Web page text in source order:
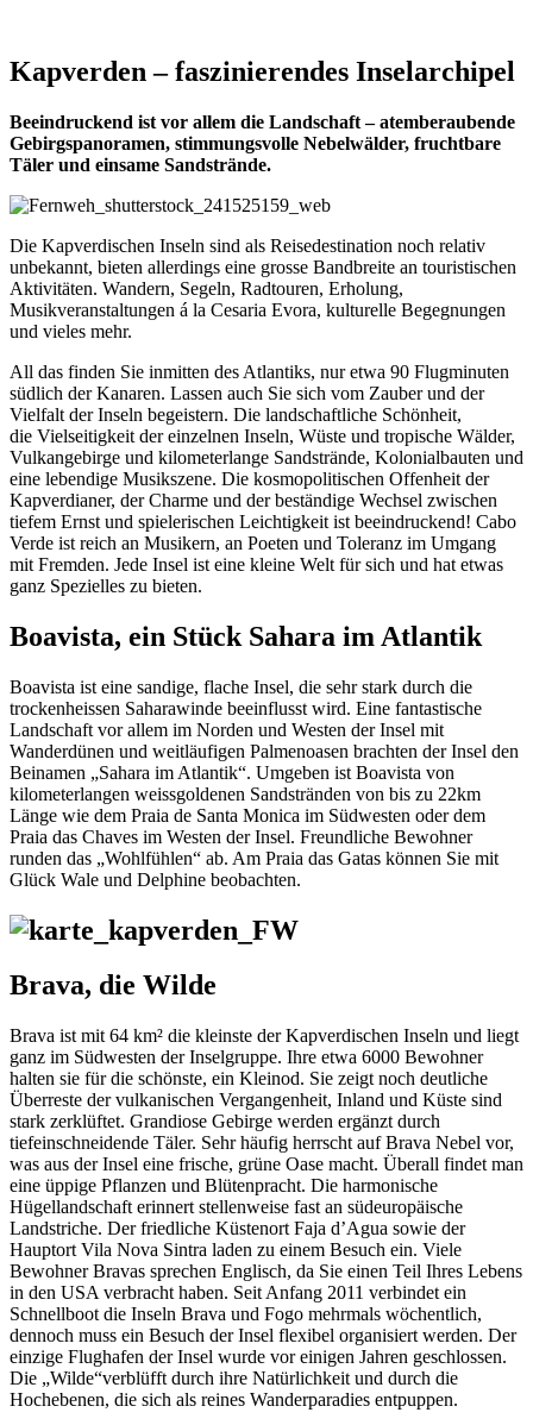
Kapverden – faszinierendes Inselarchipel
Beeindruckend ist vor allem die Landschaft – atemberaubende
Gebirgspanoramen, stimmungsvolle Nebelwälder, fruchtbare
Täler und einsame Sandstrände.
Die Kapverdischen Inseln sind als Reisedestination noch relativ
unbekannt, bieten allerdings eine grosse Bandbreite an touristischen
Aktivitäten. Wandern, Segeln, Radtouren, Erholung,
Musikveranstaltungen á la Cesaria Evora, kulturelle Begegnungen
und vieles mehr.
All das finden Sie inmitten des Atlantiks, nur etwa 90 Flugminuten
südlich der Kanaren. Lassen auch Sie sich vom Zauber und der
Vielfalt der Inseln begeistern. Die landschaftliche Schönheit,
die Vielseitigkeit der einzelnen Inseln, Wüste und tropische Wälder,
Vulkangebirge und kilometerlange Sandstrände, Kolonialbauten und
eine lebendige Musikszene. Die kosmopolitischen Offenheit der
Kapverdianer, der Charme und der beständige Wechsel zwischen
tiefem Ernst und spielerischen Leichtigkeit ist beeindruckend! Cabo
Verde ist reich an Musikern, an Poeten und Toleranz im Umgang
mit Fremden. Jede Insel ist eine kleine Welt für sich und hat etwas
ganz Spezielles zu bieten.
Boavista, ein Stück Sahara im Atlantik
Boavista ist eine sandige, flache Insel, die sehr stark durch die
trockenheissen Saharawinde beeinflusst wird. Eine fantastische
Landschaft vor allem im Norden und Westen der Insel mit
Wanderdünen und weitläufigen Palmenoasen brachten der Insel den
Beinamen „Sahara im Atlantik“. Umgeben ist Boavista von
kilometerlangen weissgoldenen Sandstränden von bis zu 22km
Länge wie dem Praia de Santa Monica im Südwesten oder dem
Praia das Chaves im Westen der Insel. Freundliche Bewohner
runden das „Wohlfühlen“ ab. Am Praia das Gatas können Sie mit
Glück Wale und Delphine beobachten.
Brava, die Wilde
Brava ist mit 64 km² die kleinste der Kapverdischen Inseln und liegt
ganz im Südwesten der Inselgruppe. Ihre etwa 6000 Bewohner
halten sie für die schönste, ein Kleinod. Sie zeigt noch deutliche
Überreste der vulkanischen Vergangenheit, Inland und Küste sind
stark zerklüftet. Grandiose Gebirge werden ergänzt durch
tiefeinschneidende Täler. Sehr häufig herrscht auf Brava Nebel vor,
was aus der Insel eine frische, grüne Oase macht. Überall findet man
eine üppige Pflanzen und Blütenpracht. Die harmonische
Hügellandschaft erinnert stellenweise fast an südeuropäische
Landstriche. Der friedliche Küstenort Faja d’Agua sowie der
Hauptort Vila Nova Sintra laden zu einem Besuch ein. Viele
Bewohner Bravas sprechen Englisch, da Sie einen Teil Ihres Lebens
in den USA verbracht haben. Seit Anfang 2011 verbindet ein
Schnellboot die Inseln Brava und Fogo mehrmals wöchentlich,
dennoch muss ein Besuch der Insel flexibel organisiert werden. Der
einzige Flughafen der Insel wurde vor einigen Jahren geschlossen.
Die „Wilde“verblüfft durch ihre Natürlichkeit und durch die
Hochebenen, die sich als reines Wanderparadies entpuppen.